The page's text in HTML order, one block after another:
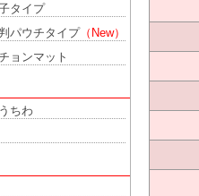
タイプ
パウチタイプ（New）
ョンマット
ちわ